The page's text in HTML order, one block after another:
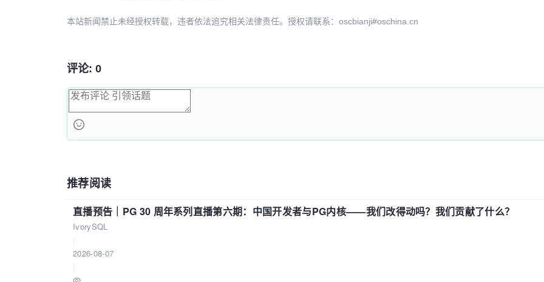
本站新闻禁止未经授权转载，违者依法追究相关法律责任。授权请联系：oscbianji#oschina.cn
评论: 0
推荐阅读
直播预告｜PG 30 周年系列直播第六期：中国开发者与PG内核——我们改得动吗？我们贡献了什么？
IvorySQL
2026-08-07